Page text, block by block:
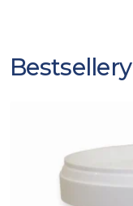
Bestsellery